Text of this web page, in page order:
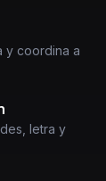
y coordina a
letra y